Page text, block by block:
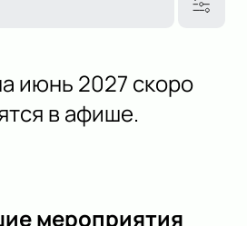
июнь 2027 скоро
в афише.
мероприятия